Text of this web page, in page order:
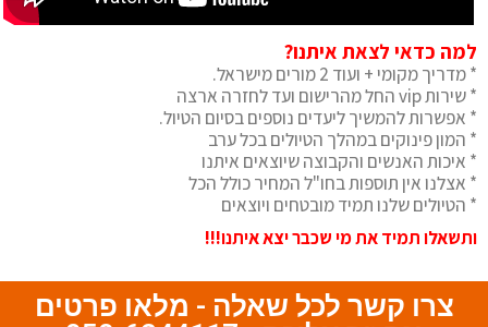
למה כדאי לצאת איתנו?
* מדריך מקומי + ועוד 2 מורים מישראל.
* שירות vip החל מהרישום ועד לחזרה ארצה
* אפשרות להמשיך ליעדים נוספים בסיום הטיול.
* המון פינוקים במהלך הטיולים בכל ערב
* איכות האנשים והקבוצה שיוצאים איתנו
* אצלנו אין תוספות בחו"ל המחיר כולל הכל
* הטיולים שלנו תמיד מובטחים ויוצאים
ותשאלו תמיד את מי שכבר יצא איתנו!!!
צרו קשר לכל שאלה - מלאו פרטים